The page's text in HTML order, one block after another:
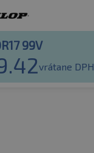
99V
vrátane DPH